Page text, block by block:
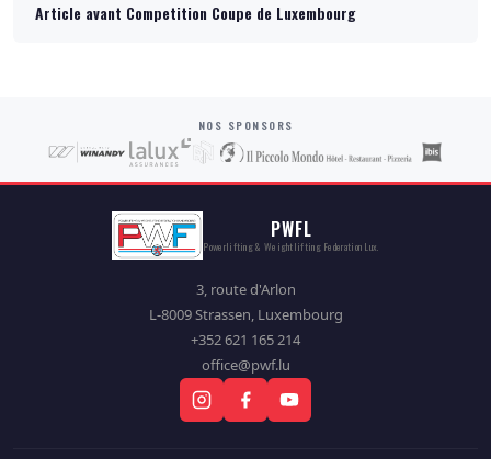
Article avant Competition Coupe de Luxembourg
NOS SPONSORS
PWFL
Powerlifting & Weightlifting Federation Lux.
3, route d'Arlon
L-8009 Strassen, Luxembourg
+352 621 165 214
office@pwf.lu